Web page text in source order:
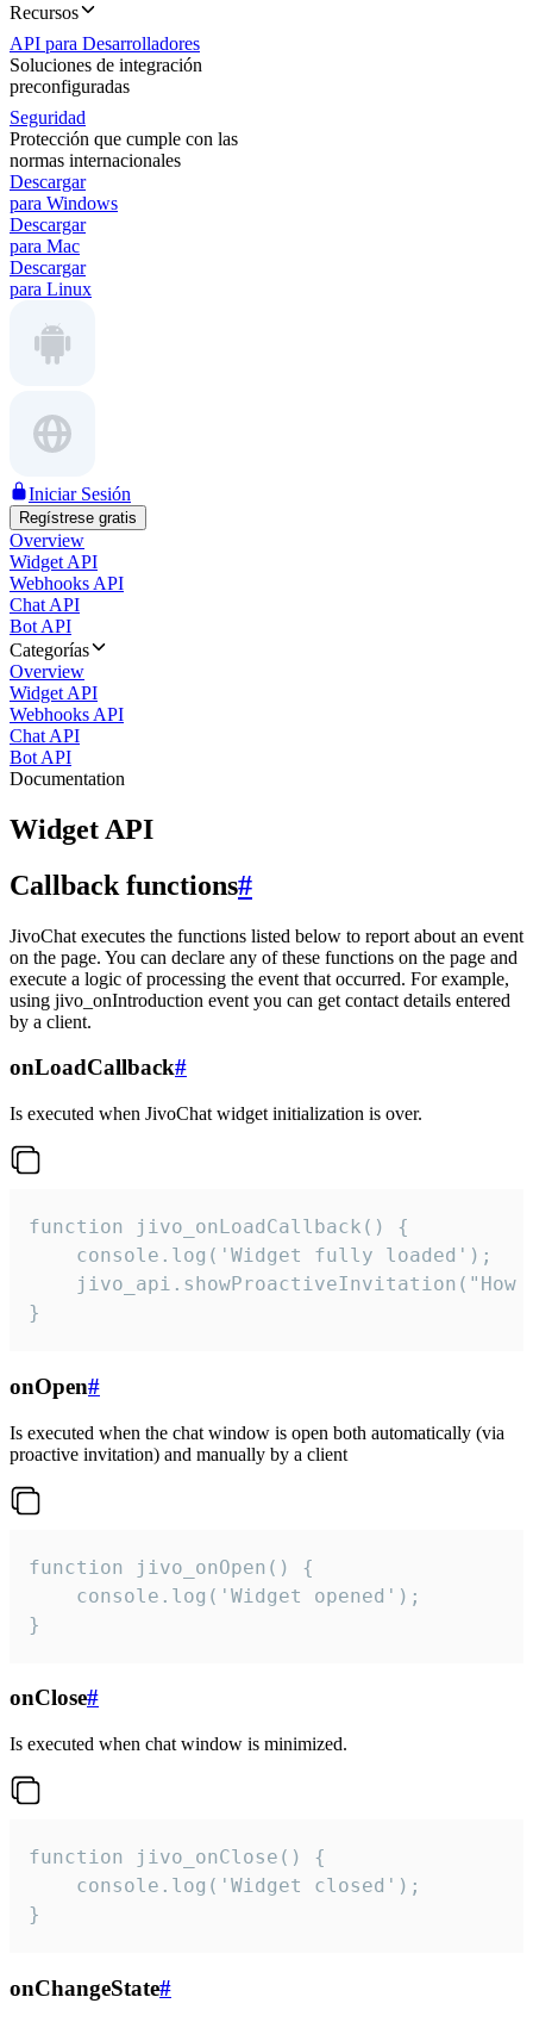
Recursos
API para Desarrolladores
Soluciones de integración
preconfiguradas
Seguridad
Protección que cumple con las
normas internacionales
Descargar
para Windows
Descargar
para Mac
Descargar
para Linux
Iniciar Sesión
Regístrese gratis
Overview
Widget API
Webhooks API
Chat API
Bot API
Categorías
Overview
Widget API
Webhooks API
Chat API
Bot API
Documentation
Widget API
Callback functions#
JivoChat executes the functions listed below to report about an event
on the page. You can declare any of these functions on the page and
execute a logic of processing the event that occurred. For example,
using jivo_onIntroduction event you can get contact details entered
by a client.
onLoadCallback#
Is executed when JivoChat widget initialization is over.
function jivo_onLoadCallback() {
    console.log('Widget fully loaded');
jivo_api.showProactiveInvitation("How
}
onOpen#
Is executed when the chat window is open both automatically (via
proactive invitation) and manually by a client
function jivo_onOpen() {
    console.log('Widget opened');
}
onClose#
Is executed when chat window is minimized.
function jivo_onClose() {
    console.log('Widget closed');
}
onChangeState#